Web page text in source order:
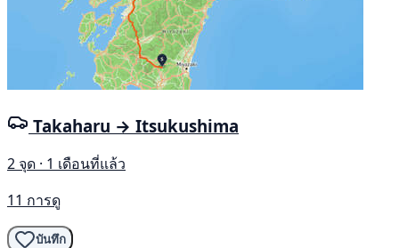
Takaharu → Itsukushima
2 จุด · 1 เดือนที่แล้ว
11 การดู
บันทึก